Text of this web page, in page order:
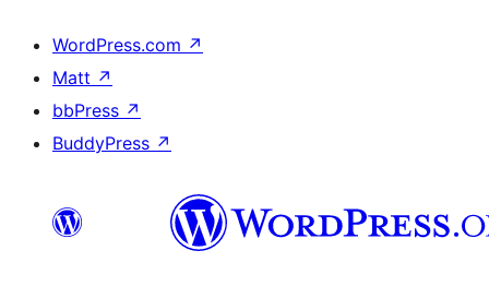
WordPress.com ↗
Matt ↗
bbPress ↗
BuddyPress ↗